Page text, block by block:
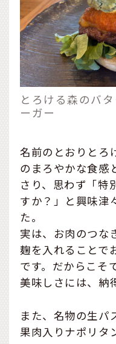
とろける森のバ
ーガー
名前のとおりとろ
のまろやかな食感
さり、思わず「特
すか？」と興味津
た。
実は、お肉のつな
麹を入れることで
です。だからこそ
美味しさには、納
また、名物の生パ
果肉入りナポリタ